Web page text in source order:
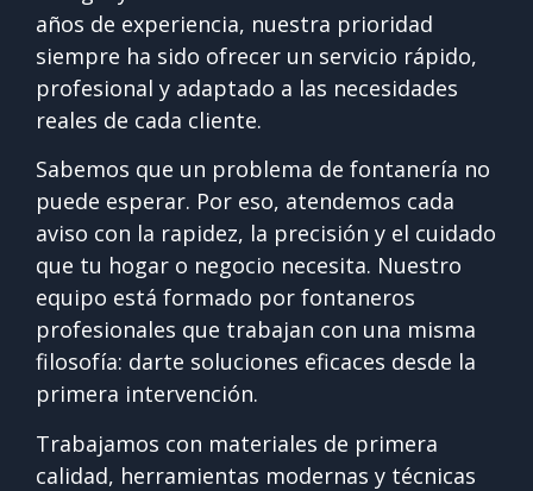
años de experiencia, nuestra prioridad
siempre ha sido ofrecer un servicio rápido,
profesional y adaptado a las necesidades
reales de cada cliente.
Sabemos que un problema de fontanería no
puede esperar. Por eso, atendemos cada
aviso con la rapidez, la precisión y el cuidado
que tu hogar o negocio necesita. Nuestro
equipo está formado por fontaneros
profesionales que trabajan con una misma
filosofía: darte soluciones eficaces desde la
primera intervención.
Trabajamos con materiales de primera
calidad, herramientas modernas y técnicas